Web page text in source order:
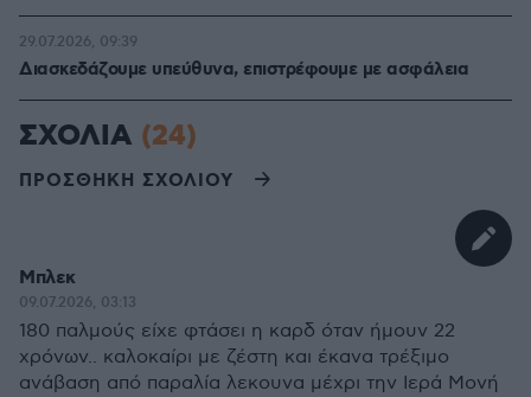
Διασκεδάζουμε υπεύθυνα, επιστρέφουμε με ασφάλεια
29.07.2026, 09:39
ΣΧΟΛΙΑ (24)
ΠΡΟΣΘΗΚΗ ΣΧΟΛΙΟΥ
Μπλεκ
09.07.2026, 03:13
180 παλμούς είχε φτάσει η καρδ όταν ήμουν 22
χρόνων.. καλοκαίρι με ζέστη και έκανα τρέξιμο
ανάβαση από παραλία λεκουνα μέχρι την Ιερά Μονή